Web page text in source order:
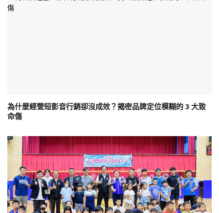
為什麼經營短影音行銷卻沒成效？揭密品牌定位模糊的 3 大致
命傷